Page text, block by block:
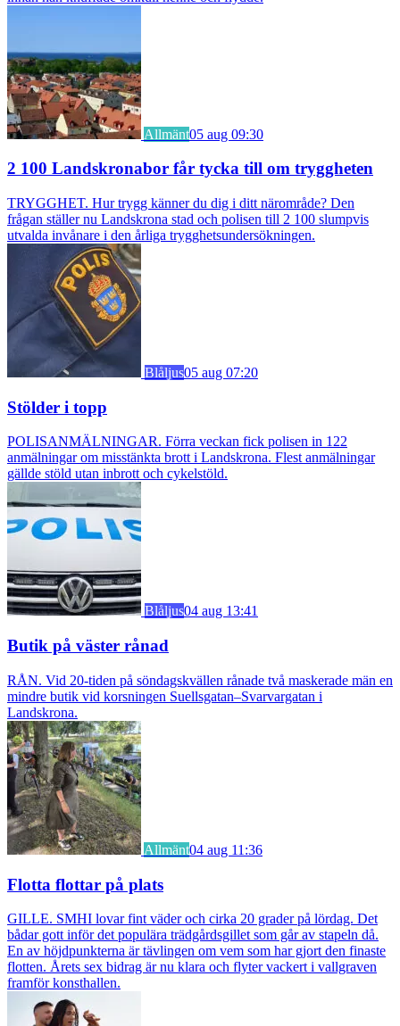
Allmänt05 aug 09:30
2 100 Landskronabor får tycka till om tryggheten
TRYGGHET. Hur trygg känner du dig i ditt närområde? Den
frågan ställer nu Landskrona stad och polisen till 2 100 slumpvis
utvalda invånare i den årliga trygghetsundersökningen.
Blåljus05 aug 07:20
Stölder i topp
POLISANMÄLNINGAR. Förra veckan fick polisen in 122
anmälningar om misstänkta brott i Landskrona. Flest anmälningar
gällde stöld utan inbrott och cykelstöld.
Blåljus04 aug 13:41
Butik på väster rånad
RÅN. Vid 20-tiden på söndagskvällen rånade två maskerade män en
mindre butik vid korsningen Suellsgatan–Svarvargatan i
Landskrona.
Allmänt04 aug 11:36
Flotta flottar på plats
GILLE. SMHI lovar fint väder och cirka 20 grader på lördag. Det
bådar gott inför det populära trädgårdsgillet som går av stapeln då.
En av höjdpunkterna är tävlingen om vem som har gjort den finaste
flotten. Årets sex bidrag är nu klara och flyter vackert i vallgraven
framför konsthallen.